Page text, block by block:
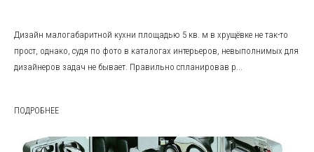
Дизайн малогабаритной кухни площадью 5 кв. м в хрущёвке не так-то
прост, однако, судя по фото в каталогах интерьеров, невыполнимых для
дизайнеров задач не бывает. Правильно спланировав р...
ПОДРОБНЕЕ